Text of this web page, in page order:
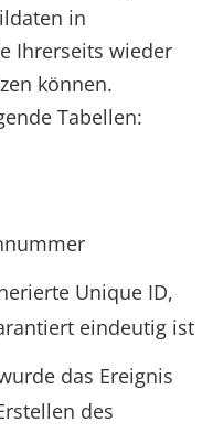
in
Ihrerseits wieder
können.
Tabellen:
Unique ID,
eindeutig ist
das Ereignis
des